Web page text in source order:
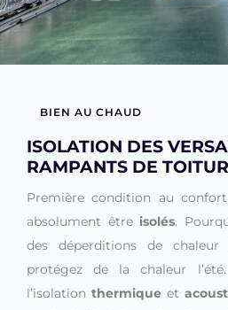
BIEN AU CHAUD
ISOLATION DES
RAMPANTS DE
Première condition au
absolument être isolés.
des déperditions de
protégez de la chaleur
l’isolation thermique et